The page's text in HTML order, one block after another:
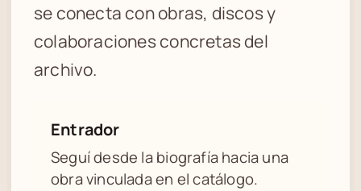
se conecta con obras, discos y
colaboraciones concretas del
archivo.
Entrador
Seguí desde la biografía hacia una
obra vinculada en el catálogo.